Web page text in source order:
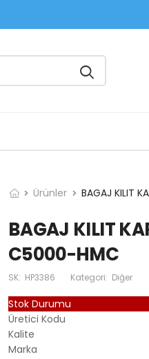
Ürünler BAGAJ KILIT
BAGAJ KILIT
C5000-HMC
SK: HP3386 Kategori: Diğer
Stok Durumu
Üretici Kodu
Kalite
Marka